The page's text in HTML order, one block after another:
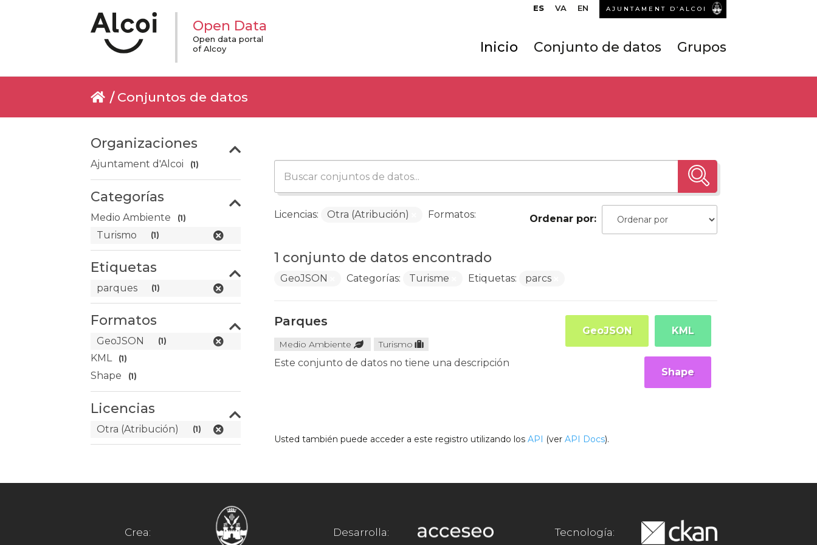
ES VA EN AJUNTAMENT D’ALCOI
Open Data
Open data portal
of Alcoy
Inicio Conjunto de datos Grupos
Conjuntos de datos
Organizaciones
Ajuntament d'Alcoi (1)
Categorías
Medio Ambiente (1)
Turismo (1)
Etiquetas
parques (1)
Formatos
GeoJSON (1)
KML (1)
Shape (1)
Licencias
Otra (Atribución) (1)
Ordenar por
1 conjunto de datos encontrado
Licencias: Otra (Atribución) Formatos:
GeoJSON Categorías: Turisme Etiquetas: parcs
Parques
Medio Ambiente Turismo
Este conjunto de datos no tiene una descripción
KML
GeoJSON
Shape
Usted también puede acceder a este registro utilizando los API (ver API Docs).
Crea: Desarrolla: Tecnología: